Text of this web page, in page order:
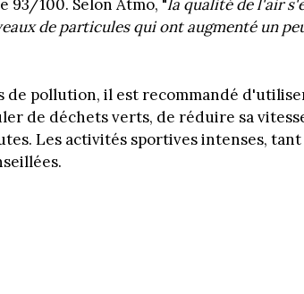
93/100. Selon Atmo, "la qualité de l'air
de particules qui ont augmenté un
de pollution, il est recommandé
de déchets verts, de réduire sa
Les activités sportives intenses, tant